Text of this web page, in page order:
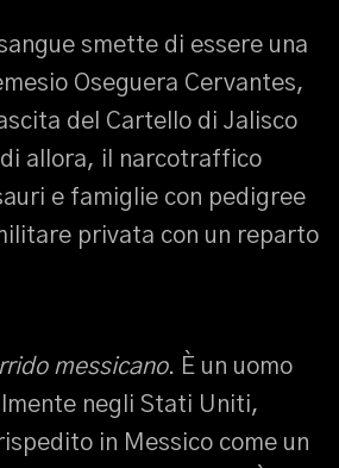
smette di essere una
Oseguera Cervantes,
del Cartello di Jalisco
allora, il narcotraffico
e famiglie con pedigree
privata con un reparto
messicano. È un uomo
negli Stati Uniti,
in Messico come un